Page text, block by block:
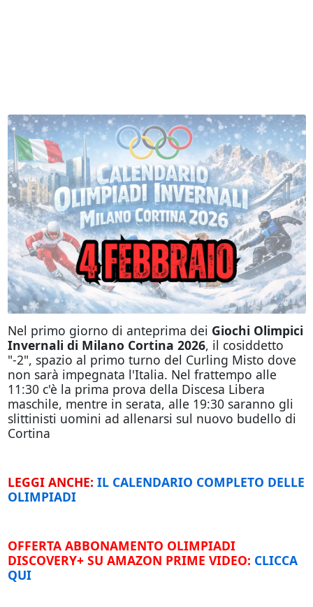
Nel primo giorno di anteprima dei Giochi Olimpici
Invernali di Milano Cortina 2026, il cosiddetto
"-2", spazio al primo turno del Curling Misto dove
non sarà impegnata l'Italia. Nel frattempo alle
11:30 c'è la prima prova della Discesa Libera
maschile, mentre in serata, alle 19:30 saranno gli
slittinisti uomini ad allenarsi sul nuovo budello di
Cortina
LEGGI ANCHE: IL CALENDARIO COMPLETO DELLE
OLIMPIADI
OFFERTA ABBONAMENTO OLIMPIADI
DISCOVERY+ SU AMAZON PRIME VIDEO: CLICCA
QUI